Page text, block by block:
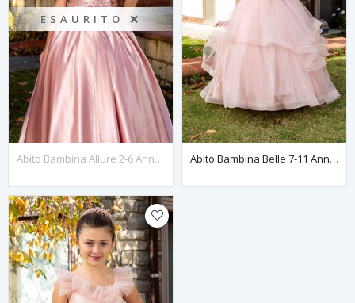
ESAURITO ❌
Abito Bambina Allure 2-6 Anni 20084 Cipria Abito Bambina Belle 7-11 Anni 30081 Cipria